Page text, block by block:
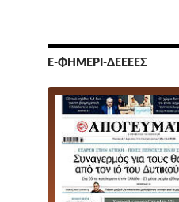
Ε-ΦΗΜΕΡΊ-ΔΕΕΕΕΣ